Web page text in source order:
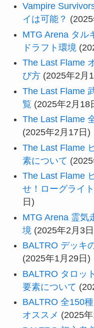
Vampire
イは可能？
MTG Arena タル
ドラフト環境
The Last Flame
び方 (2025年2月
The Last Flame
覧 (2025年2月18
The Last Flame
(2025年2月17日)
The Last Flame
素について
The Last Flame
せ！ローグライ
日)
MTG Arena 霊気
境 (2025年2月3
BALTRO デッキ
(2025年1月29日)
BALTRO タロッ
要素について
BALTRO 全150
オススメ (2025